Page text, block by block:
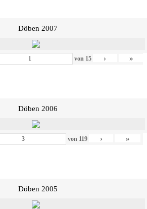
Döben 2007
von 15 › »
Döben 2006
von 119 › »
Döben 2005